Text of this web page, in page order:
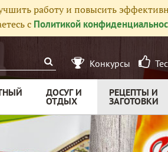
работу и повысить
с Политикой
Конкурсы
ДОСУГ И
ОТДЫХ
РЕЦЕПТЫ И
ЗАГОТОВКИ